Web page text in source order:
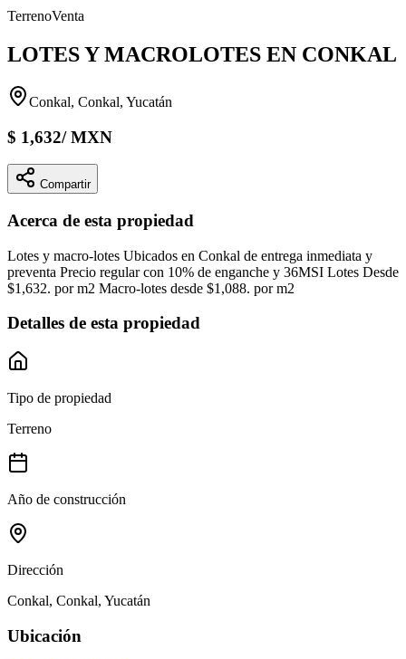
TerrenoVenta
LOTES Y MACROLOTES EN CONKAL
Conkal, Conkal, Yucatán
$ 1,632/MXN
Compartir
Acerca de esta propiedad
Lotes y macro-lotes Ubicados en Conkal de entrega inmediata y
preventa Precio regular con 10% de enganche y 36MSI Lotes Desde
$1,632. por m2 Macro-lotes desde $1,088. por m2
Detalles de esta propiedad
Tipo de propiedad
Terreno
Año de construcción
Dirección
Conkal, Conkal, Yucatán
Ubicación